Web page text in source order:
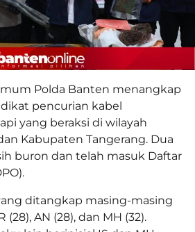
Polda Banten menangkap
pencurian kabel
yang beraksi di wilayah
Kabupaten Tangerang. Dua
buron dan telah masuk Daftar
ditangkap masing-masing
(28), AN (28), dan MH (32).